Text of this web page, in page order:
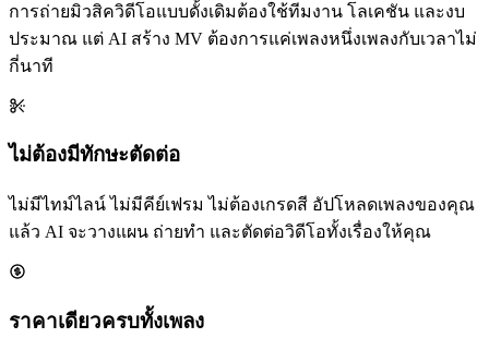
การถ่ายมิวสิควิดีโอแบบดั้งเดิมต้องใช้ทีมงาน โลเคชัน และงบ
ประมาณ แต่ AI สร้าง MV ต้องการแค่เพลงหนึ่งเพลงกับเวลาไม่
กี่นาที
ไม่ต้องมีทักษะตัดต่อ
ไม่มีไทม์ไลน์ ไม่มีคีย์เฟรม ไม่ต้องเกรดสี อัปโหลดเพลงของคุณ
แล้ว AI จะวางแผน ถ่ายทำ และตัดต่อวิดีโอทั้งเรื่องให้คุณ
ราคาเดียวครบทั้งเพลง